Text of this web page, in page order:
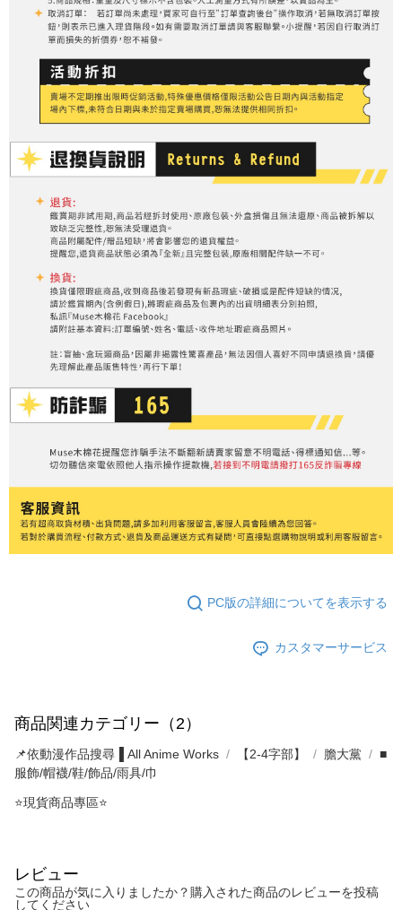
PC版の詳細についてを表示する
カスタマーサービス
商品関連カテゴリー（2）
📌依動漫作品搜尋▐ All Anime Works 【2-4字部】 膽大黨
■
服飾/帽襪/鞋/飾品/雨具/巾
⭐現貨商品專區⭐
レビュー
この商品が気に入りましたか？購入された商品のレビューを投稿
してください